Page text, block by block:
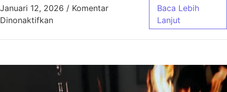
Januari 12, 2026 / Komentar
Dinonaktifkanpada Harga Aqiqah Bandung, Antar Gratis!
Baca Lebih
Lanjut